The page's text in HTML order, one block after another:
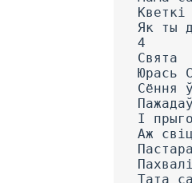
Як ты
4
Свята
Юрась
Сёння
I
Аж
Тата